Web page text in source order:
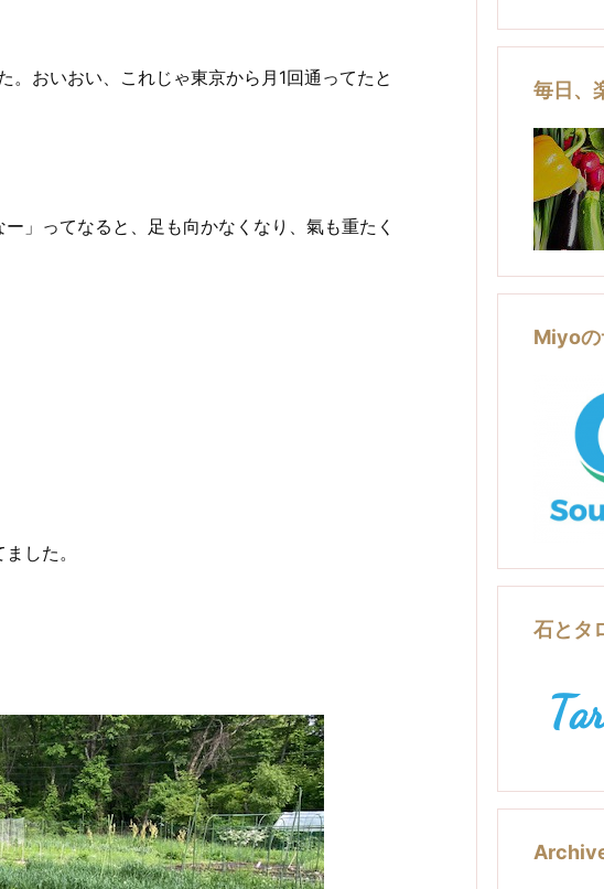
おいおい、これじゃ東京から月1回通ってたと
」ってなると、足も向かなくなり、氣も重たく
した。
毎日、
Miyoの
石とタ